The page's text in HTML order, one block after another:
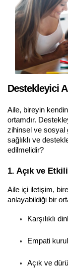
Destekleyici
Aile, bireyin
ortamdır.
zihinsel ve sosyal
sağlıklı ve
edilmelidir?
1. Açık ve
Aile içi iletişim,
anlayabildiği bir
Karşılıklı
Empati
Açık ve